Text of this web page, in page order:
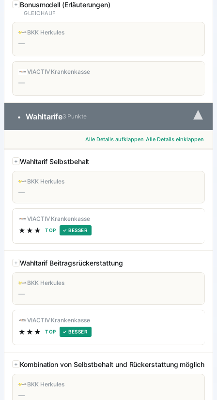
Bonusmodell (Erläuterungen)
GLEICHAUF
BKK Herkules
—
VIACTIV Krankenkasse
—
• Wahltarife3 Punkte ▾
Alle Details aufklappen Alle Details einklappen
Wahltarif Selbstbehalt
BKK Herkules
—
VIACTIV Krankenkasse
★★★ TOP ✓ BESSER
Wahltarif Beitragsrückerstattung
BKK Herkules
—
VIACTIV Krankenkasse
★★★ TOP ✓ BESSER
Kombination von Selbstbehalt und Rückerstattung möglich
BKK Herkules
—